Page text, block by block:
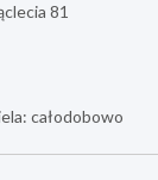
81
całodobowo